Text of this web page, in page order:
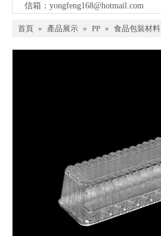
信箱： yongfeng168@hotmail.com
首頁 » 產品展示 » PP » 食品包裝材料